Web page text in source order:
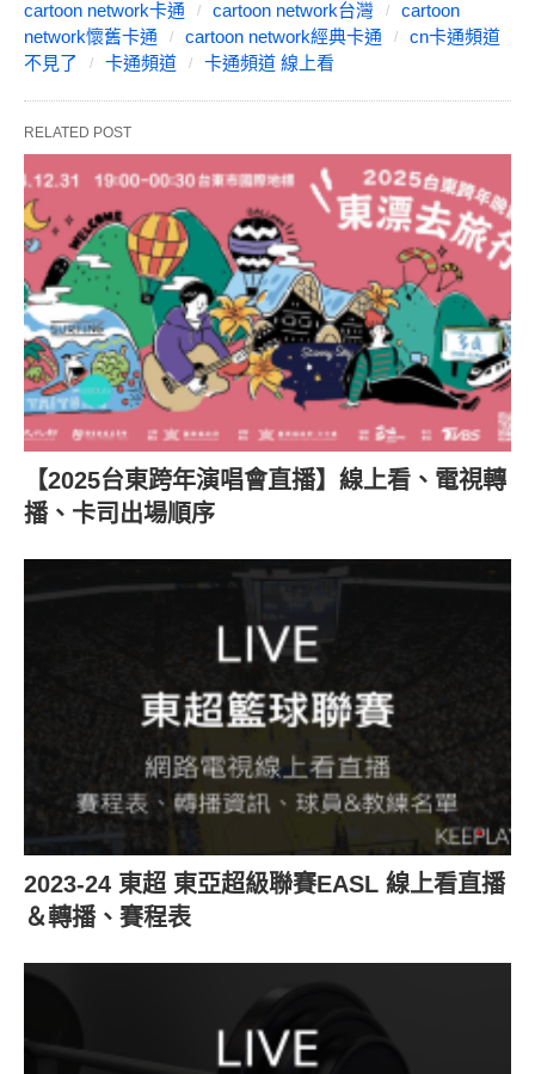
cartoon network卡通 cartoon network台灣
cartoon
network懷舊卡通
cartoon network經典卡通
cn卡通頻道
不見了
卡通頻道 卡通頻道 線上看
RELATED POST
【2025台東跨年演唱會直播】線上看、電視轉
播、卡司出場順序
2023-24 東超 東亞超級聯賽EASL 線上看直播
＆轉播、賽程表